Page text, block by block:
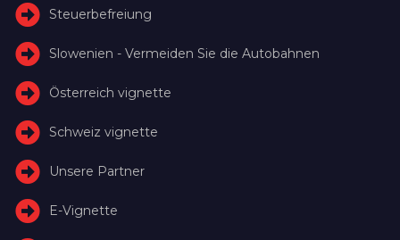
Steuerbefreiung
Slowenien - Vermeiden Sie die Autobahnen
Österreich vignette
Schweiz vignette
Unsere Partner
E-Vignette